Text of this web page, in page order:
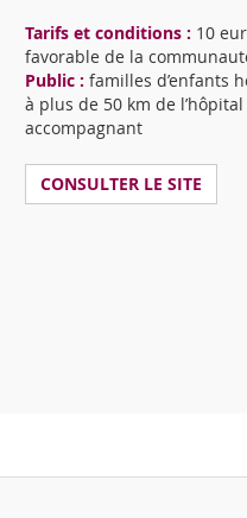
Tarifs et conditions : 10
favorable de la
Public : familles d’enfants
à plus de 50 km de
accompagnant
CONSULTER LE SITE